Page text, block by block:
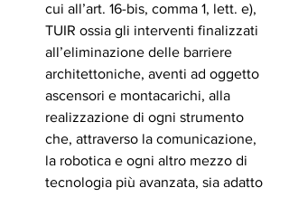
cui all’art. 16-bis, comma 1, lett. e),
TUIR ossia gli interventi finalizzati
all’eliminazione delle barriere
architettoniche, aventi ad oggetto
ascensori e montacarichi, alla
realizzazione di ogni strumento
che, attraverso la comunicazione,
la robotica e ogni altro mezzo di
tecnologia più avanzata, sia adatto